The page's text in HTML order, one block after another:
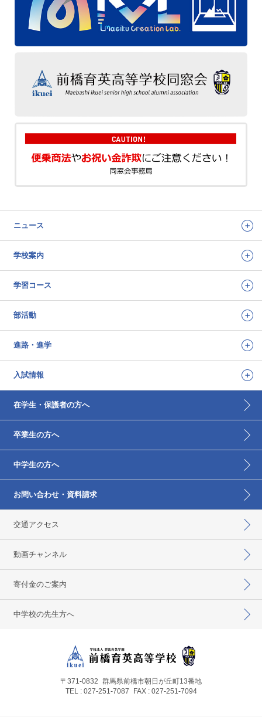
ニュース
学校案内
学習コース
部活動
進路・進学
入試情報
在学生・保護者の方へ
卒業生の方へ
中学生の方へ
お問い合わせ・資料請求
交通アクセス
動画チャンネル
寄付金のご案内
中学校の先生方へ
〒371-0832 群馬県前橋市朝日が丘町13番地
TEL : 027-251-7087
FAX : 027-251-7094